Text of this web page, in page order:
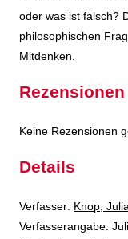
oder was ist falsch?
philosophischen
Mitdenken.
Rezensionen
Keine Rezensionen
Details
Verfasser: Suche
Knop,
Verfasserangabe: